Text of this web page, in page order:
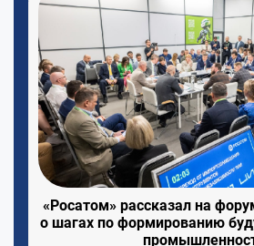
«Росатом» рассказал на
о шагах по формированию